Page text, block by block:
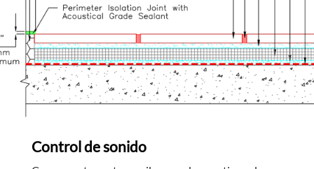
Control de sonido